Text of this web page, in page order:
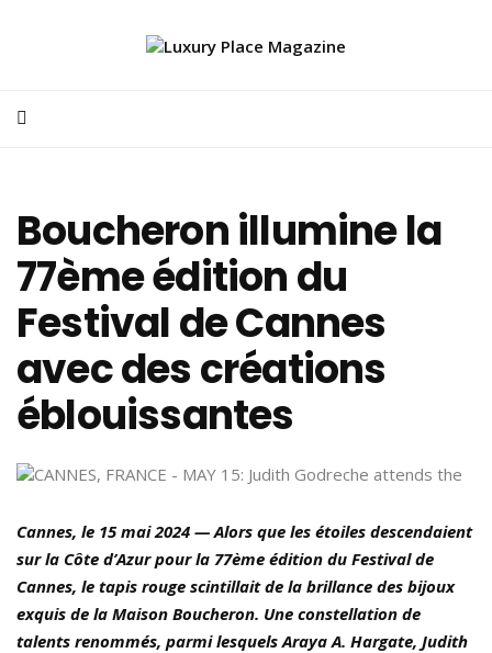
Boucheron illumine la
77ème édition du
Festival de Cannes
avec des créations
éblouissantes
Cannes, le 15 mai 2024 — Alors que les étoiles descendaient
sur la Côte d’Azur pour la 77ème édition du Festival de
Cannes, le tapis rouge scintillait de la brillance des bijoux
exquis de la Maison Boucheron. Une constellation de
talents renommés, parmi lesquels Araya A. Hargate, Judith